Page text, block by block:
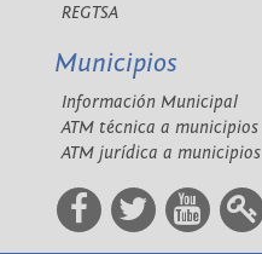
REGTSA
Municipios
Información Municipal
ATM técnica a municipios
ATM jurídica a municipios